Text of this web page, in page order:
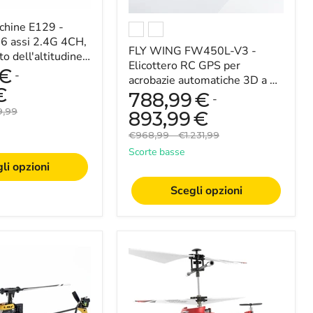
E129 -
assi 2.4G 4CH,
dell'altitudine,
- Perfetto per
-
opzioni
a
6
canali
con
mantenimento
dell'altitudine
e
controllo
di
volo
H1
-
per
appassionati
e
FLY WING FW450L-V3 -
Elicottero RC GPS per
acrobazie automatiche 3D a 6
canali con mantenimento
dell'altitudine e con...
788,99€ -
893,99€
Prezzo
originale
€968,99 -Prezzo
€1.231,99
Scorte basse
Scegli opzioni
SYMA
S107H
RC